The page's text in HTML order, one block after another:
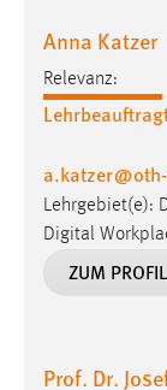
Anna Katzer
Relevanz:
a.katzer@
Lehrgebiet(e):
Digital
ZUM PROFIL
Prof. Dr.
chat-frame-
Zweck:
Wird
Jahre,
fe_user,